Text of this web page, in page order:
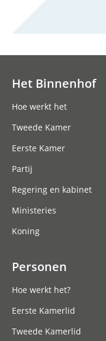
Het Binnenhof
Hoe werkt het
Tweede Kamer
Eerste Kamer
Partij
Regering en kabinet
Ministeries
Koning
Personen
Hoe werkt het?
Eerste Kamerlid
Tweede Kamerlid